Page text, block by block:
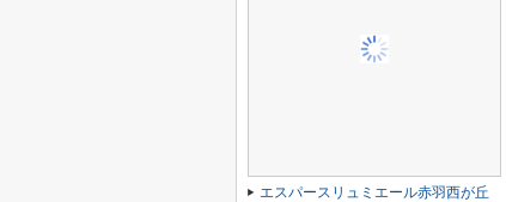
エスパースリュミエール赤羽西が丘